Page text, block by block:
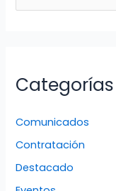
Categorías
Comunicados
Contratación
Destacado